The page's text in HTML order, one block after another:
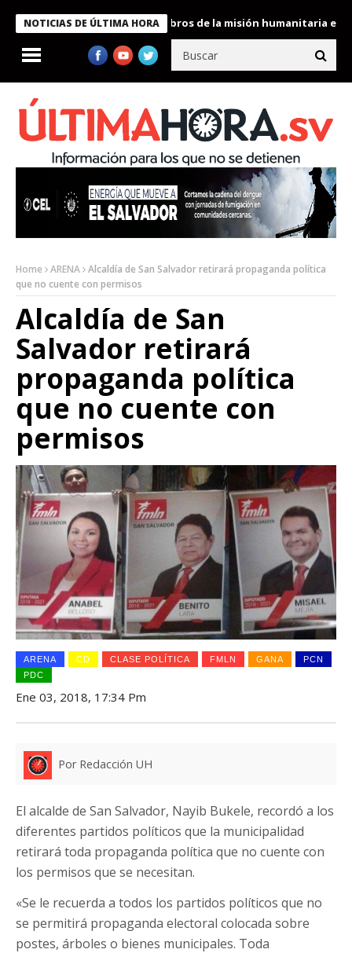
NOTICIAS DE ÚLTIMA HORA
Bukele condecora a miembros de la misión humanitaria enviada
Home ARENA Alcaldía de San Salvador retirará propaganda política
que no cuente con permisos
Alcaldía de San
Salvador retirará
propaganda política
que no cuente con
permisos
ARENA CD CLASE POLÍTICA FMLN GANA
PCN
PDC
Ene 03, 2018, 17:34 Pm
Por Redacción UH
El alcalde de San Salvador, Nayib Bukele, recordó a los
diferentes partidos políticos que la municipalidad
retirará toda propaganda política que no cuente con
los permisos que se necesitan.
«Se le recuerda a todos los partidos políticos que no
se permitirá propaganda electoral colocada sobre
postes, árboles o bienes municipales. Toda